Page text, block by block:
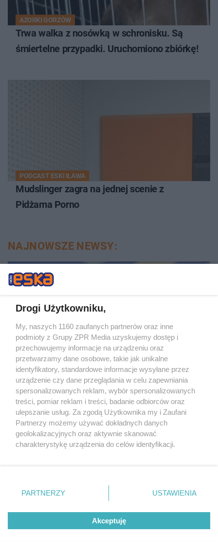
AZORKI GORZÓW
Trwa walka z nosówką w schronisku. Są
śmiertelne przypadki. Uruchomiono zbiórkę!
PODCAST ESKI IŁAWA
Mudslinger zagra na jednej scenie z
Pidżama Porno
NAJNOWSZE NEWSY:
RAMÓWKA POLSATU
Karolina Szostak zaskoczyła
na ramówce Polsatu.
Przyszła w samej marynarce
Drogi Użytkowniku,
My, naszych 1160 zaufanych partnerów oraz inne
podmioty z Grupy ZPR Media uzyskujemy dostęp i
przechowujemy informacje na urządzeniu oraz
przetwarzamy dane osobowe, takie jak unikalne
identyfikatory, standardowe informacje wysyłane przez
urządzenie czy dane przeglądania w celu zapewniania
spersonalizowanych reklam, wybór spersonalizowanych
treści, pomiar reklam i treści, badanie odbiorców oraz
ulepszanie usług. Za zgodą Użytkownika my i Zaufani
Partnerzy możemy używać dokładnych danych
geolokalizacyjnych oraz aktywnie skanować
charakterystykę urządzenia do celów identyfikacji.
zmienić/wycofać klikając przycisk ustawień prywatności
znajdujący się w lewym dolnym rogu strony
rodzaje przetwarzania danych nie wymagają zgody
użytkownika, ale masz prawo sprzeciwić się takiemu
przetwarzaniu. Preferencje będą miały zastosowanie tylko
PARTNERZY USTAWIENIA
Akceptuję